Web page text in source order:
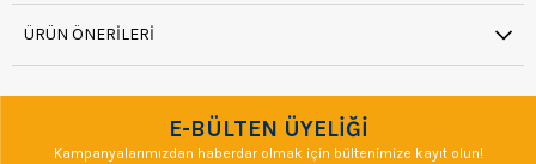
ÜRÜN ÖNERILERI
E-BÜLTEN ÜYELİĞİ
Kampanyalarımızdan haberdar olmak için bültenimize kayıt olun!